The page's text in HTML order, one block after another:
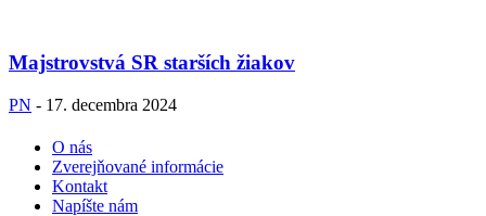
Majstrovstvá SR starších žiakov
PN - 17. decembra 2024
O nás
Zverejňované informácie
Kontakt
Napíšte nám